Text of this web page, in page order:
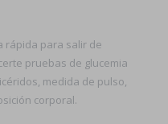
rápida para salir de
pruebas de glucemia
medida de pulso,
corporal.